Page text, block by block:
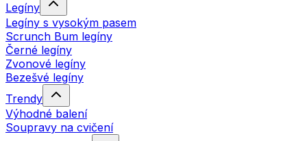
Legíny
Legíny s vysokým pasem
Scrunch Bum legíny
Černé legíny
Zvonové legíny
Bezešvé legíny
Trendy
Výhodné balení
Soupravy na cvičení